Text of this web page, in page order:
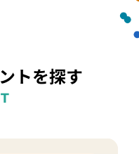
トを探す